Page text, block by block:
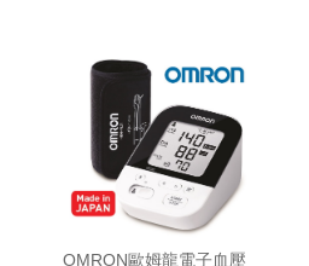
OMRON歐姆龍電子血壓